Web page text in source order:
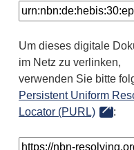
Um dieses digitale
im Netz zu verlinken,
verwenden Sie bitte
Persistent Uniform
Locator (PURL)
: